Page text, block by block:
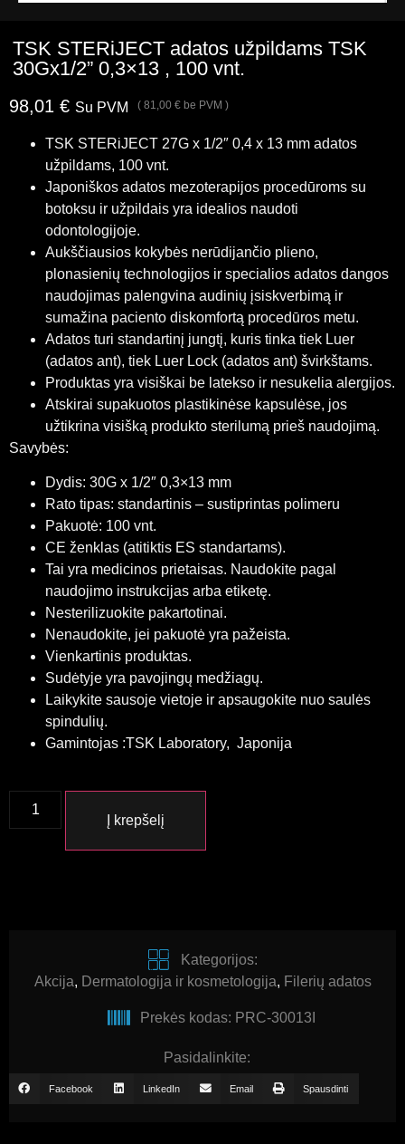
TSK STERiJECT adatos užpildams TSK
30Gx1/2” 0,3×13 , 100 vnt.
98,01 € Su PVM ( 81,00 € be PVM )
TSK STERiJECT 27G x 1/2″ 0,4 x 13 mm adatos
užpildams, 100 vnt.
Japoniškos adatos mezoterapijos procedūroms su
botoksu ir užpildais yra idealios naudoti
odontologijoje.
Aukščiausios kokybės nerūdijančio plieno,
plonasienių technologijos ir specialios adatos dangos
naudojimas palengvina audinių įsiskverbimą ir
sumažina paciento diskomfortą procedūros metu.
Adatos turi standartinį jungtį, kuris tinka tiek Luer
(adatos ant), tiek Luer Lock (adatos ant) švirkštams.
Produktas yra visiškai be latekso ir nesukelia alergijos.
Atskirai supakuotos plastikinėse kapsulėse, jos
užtikrina visišką produkto sterilumą prieš naudojimą.
Savybės:
Dydis: 30G x 1/2″ 0,3×13 mm
Rato tipas: standartinis – sustiprintas polimeru
Pakuotė: 100 vnt.
CE ženklas (atitiktis ES standartams).
Tai yra medicinos prietaisas. Naudokite pagal
naudojimo instrukcijas arba etiketę.
Nesterilizuokite pakartotinai.
Nenaudokite, jei pakuotė yra pažeista.
Vienkartinis produktas.
Sudėtyje yra pavojingų medžiagų.
Laikykite sausoje vietoje ir apsaugokite nuo saulės
spindulių.
Gamintojas :TSK Laboratory, Japonija
Į krepšelį
Kategorijos:
Akcija, Dermatologija ir kosmetologija, Filerių adatos
Prekės kodas: PRC-30013I
Pasidalinkite:
Facebook LinkedIn Email Spausdinti